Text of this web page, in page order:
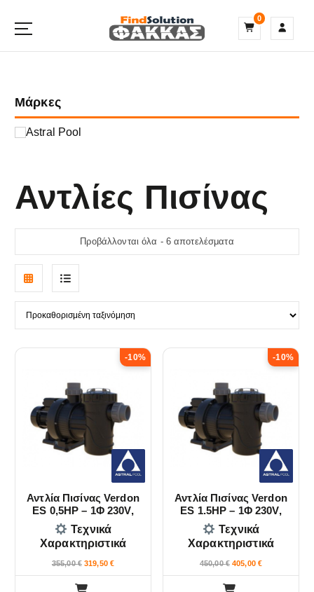
p
0
Μάρκες
Astral Pool
Αντλίες Πισίνας
Προβάλλονται όλα - 6 αποτελέσματα
r
i
i
i
s
v
i
e
-10%
Αντλία Πισίνας Verdon
ES 0,5HP – 1Φ 230V,
430W, 9m3/h Astral Pool
Τεχνικά
Χαρακτηριστικά
355,00€ 319,50 €
-10%
Αντλία Πισίνας Verdon
ES 1.5HP – 1Φ 230V,
1100W, 20.5m3/h Astral
Pool
Τεχνικά
Χαρακτηριστικά
450,00€ 405,00 €